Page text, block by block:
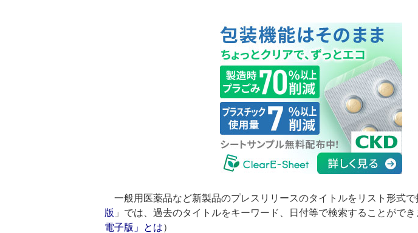
一般用医薬品など新製品のプレスリリースのタイトルをリスト形式で
版 」では、過去のタイトルをキーワード、日付等で検索することがで
電子版」とは）